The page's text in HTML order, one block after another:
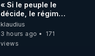
« Si le peuple le
décide, le régime
peut tomber
demain ! »
klaudius
3 hours ago
171
views